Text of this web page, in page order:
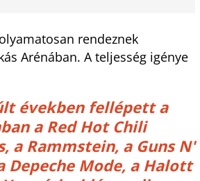
rendeznek
Arénában. A teljesség igénye
években fellépett a
a Red Hot Chili
a Rammstein, a Guns N'
Depeche Mode, a Halott